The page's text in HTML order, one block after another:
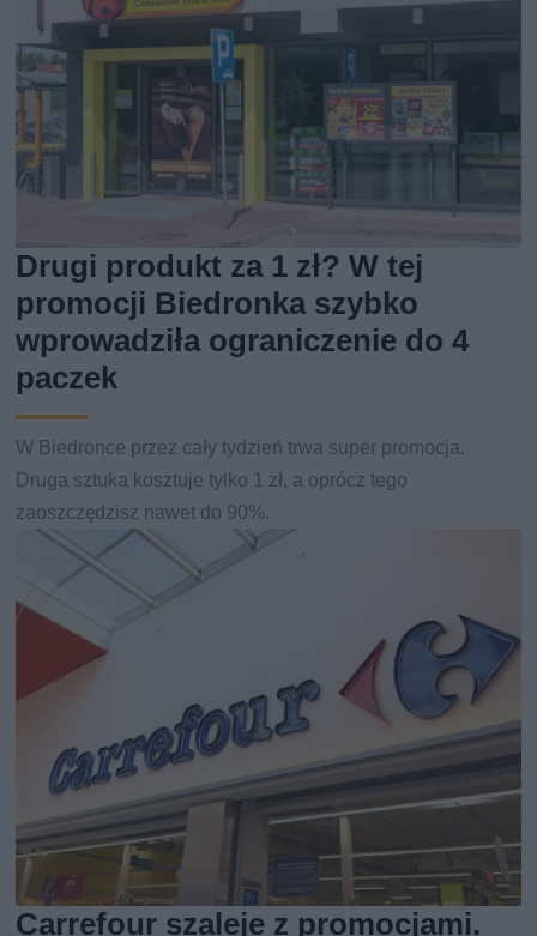
Drugi produkt za 1 zł? W tej
promocji Biedronka szybko
wprowadziła ograniczenie do 4
paczek
W Biedronce przez cały tydzień trwa super promocja.
Druga sztuka kosztuje tylko 1 zł, a oprócz tego
zaoszczędzisz nawet do 90%.
Carrefour szaleje z promocjami.